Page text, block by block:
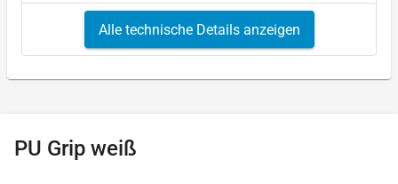
Alle technische Details anzeigen
PU Grip weiß